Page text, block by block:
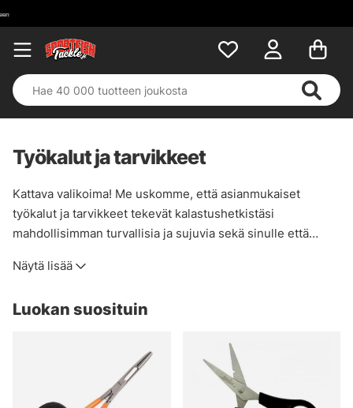
Työkalut ja tarvikkeet
Kattava valikoima! Me uskomme, että asianmukaiset
työkalut ja tarvikkeet tekevät kalastushetkistäsi
mahdollisimman turvallisia ja sujuvia sekä sinulle että
tuotteita, joilla hoidat niin kalat kuin kelatkin ja lisäksi itsesi
Näytä lisää
Luokan suosituin